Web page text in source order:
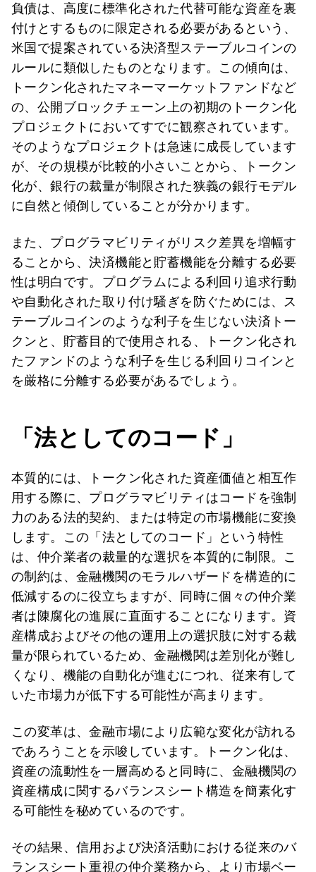
負債は、高度に標準化された代替可能な資産を裏
付けとするものに限定される必要があるという、
米国で提案されている決済型ステーブルコインの
ルールに類似したものとなります。この傾向は、
トークン化されたマネーマーケットファンドなど
の、公開ブロックチェーン上の初期のトークン化
プロジェクトにおいてすでに観察されています。
そのようなプロジェクトは急速に成長しています
が、その規模が比較的小さいことから、トークン
化が、銀行の裁量が制限された狭義の銀行モデル
に自然と傾倒していることが分かります。
また、プログラマビリティがリスク差異を増幅す
ることから、決済機能と貯蓄機能を分離する必要
性は明白です。プログラムによる利回り追求行動
や自動化された取り付け騒ぎを防ぐためには、ス
テーブルコインのような利子を生じない決済トー
クンと、貯蓄目的で使用される、トークン化され
たファンドのような利子を生じる利回りコインと
を厳格に分離する必要があるでしょう。
「法としてのコード」
本質的には、トークン化された資産価値と相互作
用する際に、プログラマビリティはコードを強制
力のある法的契約、または特定の市場機能に変換
します。この「法としてのコード」という特性
は、仲介業者の裁量的な選択を本質的に制限。こ
の制約は、金融機関のモラルハザードを構造的に
低減するのに役立ちますが、同時に個々の仲介業
者は陳腐化の進展に直面することになります。資
産構成およびその他の運用上の選択肢に対する裁
量が限られているため、金融機関は差別化が難し
くなり、機能の自動化が進むにつれ、従来有して
いた市場力が低下する可能性が高まります。
この変革は、金融市場により広範な変化が訪れる
であろうことを示唆しています。トークン化は、
資産の流動性を一層高めると同時に、金融機関の
資産構成に関するバランスシート構造を簡素化す
る可能性を秘めているのです。
その結果、信用および決済活動における従来のバ
ランスシート重視の仲介業務から、より市場ベー